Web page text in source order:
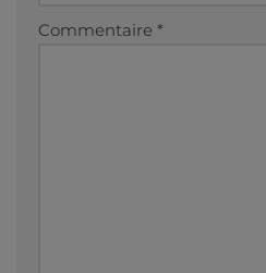
Commentaire *